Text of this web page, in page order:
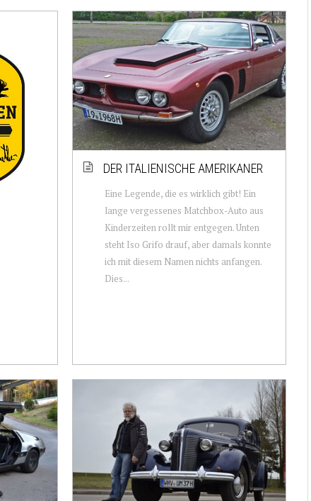
DER ITALIENISCHE AMERIKANER
Eine Legende, die es wirklich gibt! Ein
lange vergessenes Matchbox-Auto aus
Kinderzeiten rollt mir entgegen. Unten
steht Iso Grifo drauf, aber damals konnte
ich mit diesem Namen nichts anfangen.
Dies...